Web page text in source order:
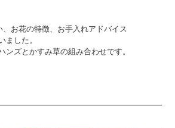
お花の特徴、お手入れアドバイス
ました。
ンズとかすみ草の組み合わせです。